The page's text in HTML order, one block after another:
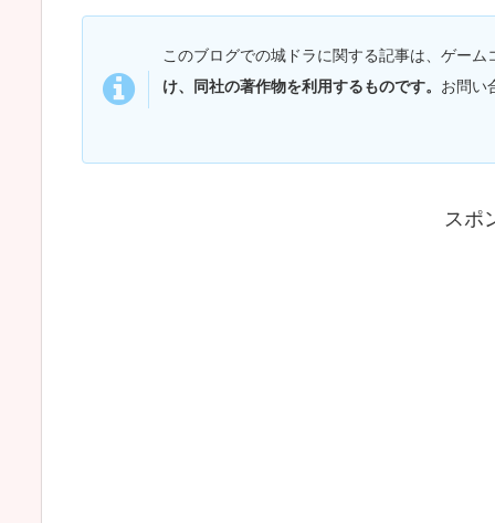
このブログでの城ドラに関する記事は、ゲー
け、同社の著作物を利用するものです。 お問い
スポ